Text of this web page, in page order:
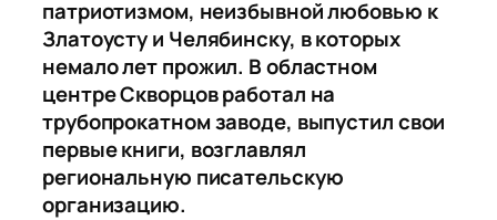
патриотизмом, неизбывной любовью к
Златоусту и Челябинску, в которых
немало лет прожил. В областном
центре Скворцов работал на
трубопрокатном заводе, выпустил свои
первые книги, возглавлял
региональную писательскую
организацию.